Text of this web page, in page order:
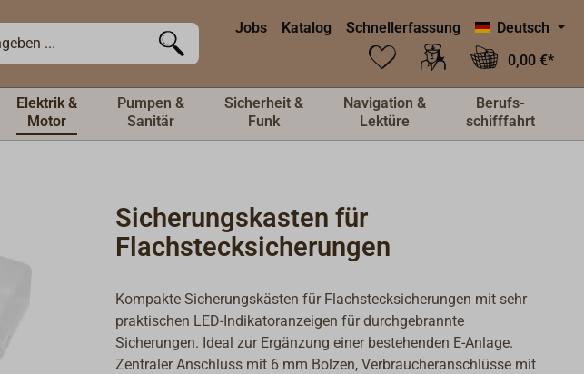
Jobs Katalog Schnellerfassung
Deutsch
0,00 €*
Elektrik &
Motor
Pumpen &
Sanitär
Sicherheit &
Funk
Navigation &
Lektüre
Berufs-
schifffahrt
Sicherungskasten für
Flachstecksicherungen
Kompakte Sicherungskästen für Flachstecksicherungen mit sehr
praktischen LED-Indikatoranzeigen für durchgebrannte
Sicherungen. Ideal zur Ergänzung einer bestehenden E-Anlage.
Zentraler Anschluss mit 6 mm Bolzen, Verbraucheranschlüsse mit